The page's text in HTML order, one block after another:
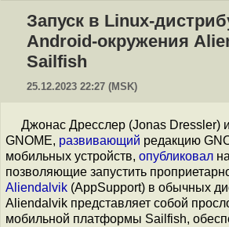
Запуск в Linux-
Android-окружения
Sailfish
25.12.2023 22:27 (MSK)
Джонас Дресслер (Jonas Dressler)
GNOME, развивающий редакцию
мобильных устройств, опубликовал
позволяющие запустить
Aliendalvik (AppSupport) в обычных
Aliendalvik представляет собой
мобильной платформы Sailfish,